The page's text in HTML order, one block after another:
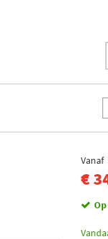
Vanaf
€